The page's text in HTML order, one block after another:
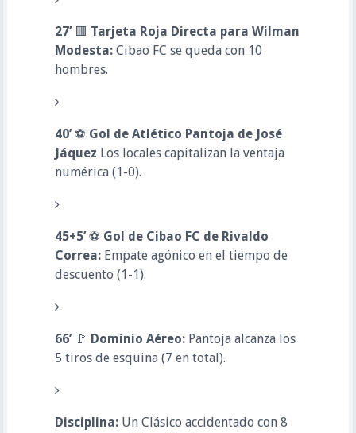
27’🟥 Tarjeta Roja Directa para Wilman
Modesta:Cibao FC se queda con 10
hombres.
40’⚽ Gol de Atlético Pantoja de José
Jáquez Los locales capitalizan la ventaja
numérica (1-0).
45+5’⚽ Gol de Cibao FC de Rivaldo
Correa:Empate agónico en el tiempo de
descuento (1-1).
66’🚩 Dominio Aéreo:Pantoja alcanza los
5 tiros de esquina (7 en total).
Disciplina:Un Clásico accidentado con 8